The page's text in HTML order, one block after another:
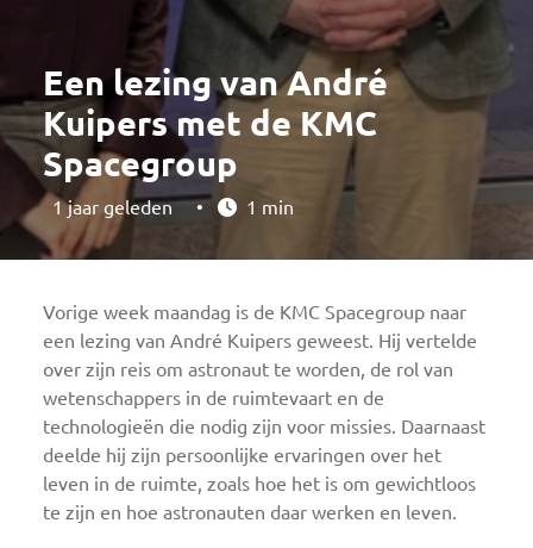
Een lezing van André
Kuipers met de KMC
Spacegroup
1 jaar geleden • 1 min
Vorige week maandag is de KMC Spacegroup naar
een lezing van André Kuipers geweest. Hij vertelde
over zijn reis om astronaut te worden, de rol van
wetenschappers in de ruimtevaart en de
technologieën die nodig zijn voor missies. Daarnaast
deelde hij zijn persoonlijke ervaringen over het
leven in de ruimte, zoals hoe het is om gewichtloos
te zijn en hoe astronauten daar werken en leven.